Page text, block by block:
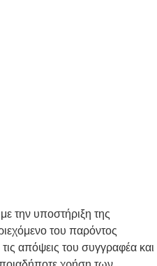
την υποστήριξη της
του παρόντος
τις απόψεις του συγγραφέα και